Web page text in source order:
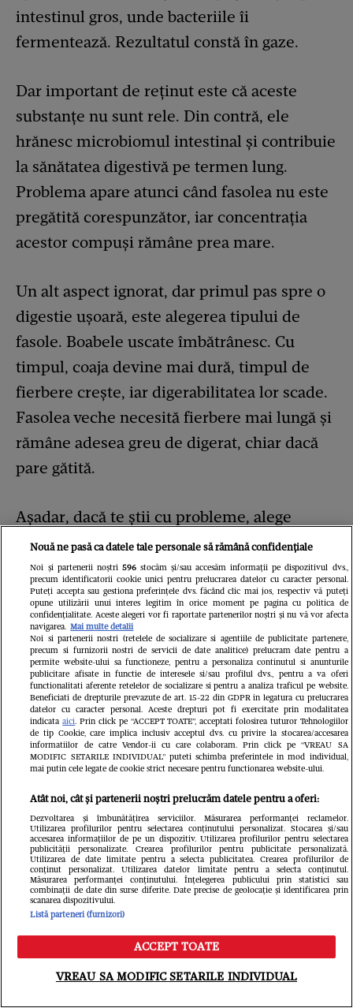
intestinul gros, unde bacteriile îi
fermentează. Rezultatul constă în gaze.
Dar important de reținut este că aceste
substanțe nu sunt rele. Din contră, ele
hrănesc microbiomul intestinal și contribuie
la sănătatea digestivă pe termen lung.
Problema apare atunci când fasolea nu este
pregătită corespunzător, iar concentrația
acestor compuși rămâne prea mare.
Un alt aspect ignorat, dar primul pas spre o
digestie ușoară, este alegerea tipului de
fasole. Boabele uscate îmbătrânesc. Cu
timpul, coaja devine mai dură, timpul de
fierbere crește, iar digerabilitatea lor scade.
Fasolea veche necesită fierbere mai lungă și
rămâne adesea greu de digerat, chiar dacă
pare gătită.
Așadar, dacă te știi cu probleme, alege
fasole din recolte recente. Boabele trebuie
să fie netede, lucioase și uniforme. În
general, sunt mai blânde cu stomacul
fasolea albă și roșie mică, fasolea cannellini
și fasolea mung. Boabele mari au coajă mai
groasă și pot necesita o pregătire mai atentă.
Cum să gătești fasolea ca să eviți
balonarea
Acestea fiind spuse, concluzia e simplă.
Fasolea nu trebuie eliminată din dietă, ci
înțeleasă. În fond, secretul nu stă în boabe,
ci în gesturile mici ale bucătarului. Dacă apa
e schimbată la timp, focul domolit, aromele
potrivite și există răbdare, totul iese perfect.
Atunci când fasolea este gătită cu grijă, ea nu
Meniu Caută
Nouă ne pasă ca datele tale personale să rămână confidențiale
Noi și partenerii noștri 596stocăm și/sau accesăm informații pe dispozitivul dvs.,
precum identificatorii cookie unici pentru prelucrarea datelor cu caracter personal.
Puteți accepta sau gestiona preferințele dvs. făcând clic mai jos, respectiv vă puteți
opune utilizării unui interes legitim în orice moment pe pagina cu politica de
confidențialitate. Aceste alegeri vor fi raportate partenerilor noștri și nu vă vor afecta
navigarea. Mai multe detalii
Noi si partenerii nostri (retelele de socializare si agentiile de publicitate partenere,
precum si furnizorii nostri de servicii de date analitice) prelucram date pentru a
permite website-ului sa functioneze, pentru a personaliza continutul si anunturile
publicitare afisate in functie de interesele si/sau profilul dvs., pentru a va oferi
functionalitati aferente retelelor de socializare si pentru a analiza traficul pe website.
Beneficiati de drepturile prevazute de art. 15-22 din GDPR in legatura cu prelucrarea
datelor cu caracter personal. Aceste drepturi pot fi exercitate prin modalitatea
indicataaici. Prin click pe “ACCEPT TOATE”, acceptati folosirea tuturor Tehnologiilor
de tip Cookie, care implica inclusiv acceptul dvs. cu privire la stocarea/accesarea
informatiilor de catre Vendor-ii cu care colaboram. Prin click pe “VREAU SA
MODIFIC SETARILE INDIVIDUAL” puteti schimba preferintele in mod individual,
mai putin cele legate de cookie strict necesare pentru functionarea website-ului.
Atât noi, cât și partenerii noștri prelucrăm datele pentru a oferi:
Dezvoltarea și îmbunătățirea serviciilor. Măsurarea performanței reclamelor.
Utilizarea profilurilor pentru selectarea conținutului personalizat. Stocarea și/sau
accesarea informațiilor de pe un dispozitiv. Utilizarea profilurilor pentru selectarea
publicității personalizate. Crearea profilurilor pentru publicitate personalizată.
Utilizarea de date limitate pentru a selecta publicitatea. Crearea profilurilor de
conținut personalizat. Utilizarea datelor limitate pentru a selecta conținutul.
Măsurarea performanței conținutului. Înțelegerea publicului prin statistici sau
combinații de date din surse diferite. Date precise de geolocație și identificarea prin
scanarea dispozitivului.
Listă parteneri (furnizori)
ACCEPT TOATE
VREAU SA MODIFIC SETARILE INDIVIDUAL